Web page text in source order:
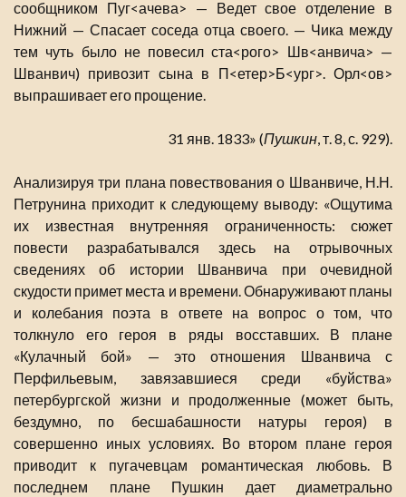
сообщником Пуг<ачева> — Ведет свое отделение в
Нижний — Спасает соседа отца своего. — Чика между
тем чуть было не повесил ста<рого> Шв<анвича> —
Шванвич) привозит сына в П<етер>Б<ург>. Орл<ов>
выпрашивает его прощение.
31 янв. 1833» (Пушкин, т. 8, с. 929).
Анализируя три плана повествования о Шванвиче, Н.Н.
Петрунина приходит к следующему выводу: «Ощутима
их известная внутренняя ограниченность: сюжет
повести разрабатывался здесь на отрывочных
сведениях об истории Шванвича при очевидной
скудости примет места и времени. Обнаруживают планы
и колебания поэта в ответе на вопрос о том, что
толкнуло его героя в ряды восставших. В плане
«Кулачный бой» — это отношения Шванвича с
Перфильевым, завязавшиеся среди «буйства»
петербургской жизни и продолженные (может быть,
бездумно, по бесшабашности натуры героя) в
совершенно иных условиях. Во втором плане героя
приводит к пугачевцам романтическая любовь. В
последнем плане Пушкин дает диаметрально